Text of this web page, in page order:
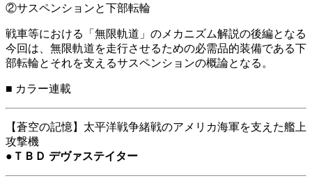
②サスペンションと下部転輪
戦車等における「無限軌道」のメカニズム解説の後編となる
今回は、無限軌道を走行させるための必需品的装備である下
部転輪とそれを支えるサスペンションの概論となる。
■ カラー連載
【蒼空の記憶】太平洋戦争緒戦のアメリカ海軍を支えた艦上
攻撃機
● ＴＢＤ デヴァステイター